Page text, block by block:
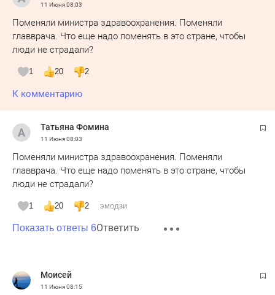
11 Июня08:03
Поменяли министра здравоохранения. Поменяли
главврача. Что еще надо поменять в это стране, чтобы
люди не страдали?
1 20 2
К комментарию
Татьяна Фомина
11 Июня08:03
Поменяли министра здравоохранения. Поменяли
главврача. Что еще надо поменять в это стране, чтобы
люди не страдали?
1 20 2 эмодзи
Показать ответы 6Ответить
Moисeй
11 Июня08:15